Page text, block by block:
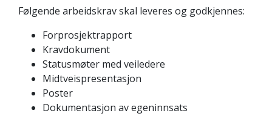
Følgende arbeidskrav skal leveres og godkjennes:
Forprosjektrapport
Kravdokument
Statusmøter med veiledere
Midtveispresentasjon
Poster
Dokumentasjon av egeninnsats